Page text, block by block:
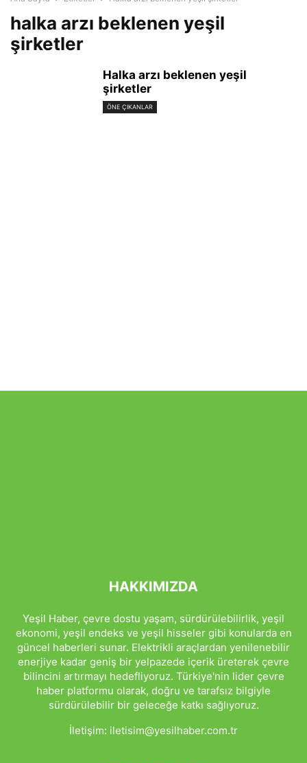
halka arzı beklenen yeşil
şirketler
Halka arzı beklenen yeşil
şirketler
ÖNE ÇIKANLAR
HAKKIMIZDA
Yeşil Haber, çevre dostu yaşam, sürdürülebilirlik, yeşil
ekonomi, yeşil endeks ve yeşil hisseler gibi konularda en
güncel haberleri sunar. Elektrikli araçlardan yenilenebilir
enerjiye kadar geniş bir yelpazede içerik üreterek çevre
bilincini artırmayı hedefliyoruz. Türkiye'nin lider çevre
haber platformu olarak, doğru ve tarafsız bilgiyle
sürdürülebilir bir geleceğe katkı sağlıyoruz.
İletişim: iletisim@yesilhaber.com.tr